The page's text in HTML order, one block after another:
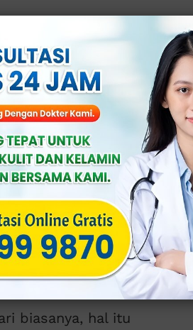
mengetahui
sisa-sisa zat yang
pada berapa
dengan 8 kali
hingga 8 jam.
liter.
biasanya, hal itu